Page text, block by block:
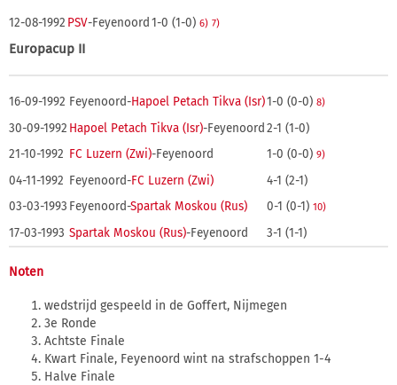
12-08-1992 PSV-Feyenoord 1-0 (1-0) 6) 7)
Europacup II
16-09-1992 Feyenoord-Hapoel Petach Tikva (Isr)1-0 (0-0) 8)
30-09-1992 Hapoel Petach Tikva (Isr)-Feyenoord 2-1 (1-0)
21-10-1992 FC Luzern (Zwi)-Feyenoord 1-0 (0-0) 9)
04-11-1992 Feyenoord-FC Luzern (Zwi)
4-1 (2-1)
03-03-1993 Feyenoord-Spartak Moskou (Rus) 0-1 (0-1) 10)
17-03-1993 Spartak Moskou (Rus)-Feyenoord 3-1 (1-1)
Noten
wedstrijd gespeeld in de Goffert, Nijmegen
3e Ronde
Achtste Finale
Kwart Finale, Feyenoord wint na strafschoppen 1-4
Halve Finale